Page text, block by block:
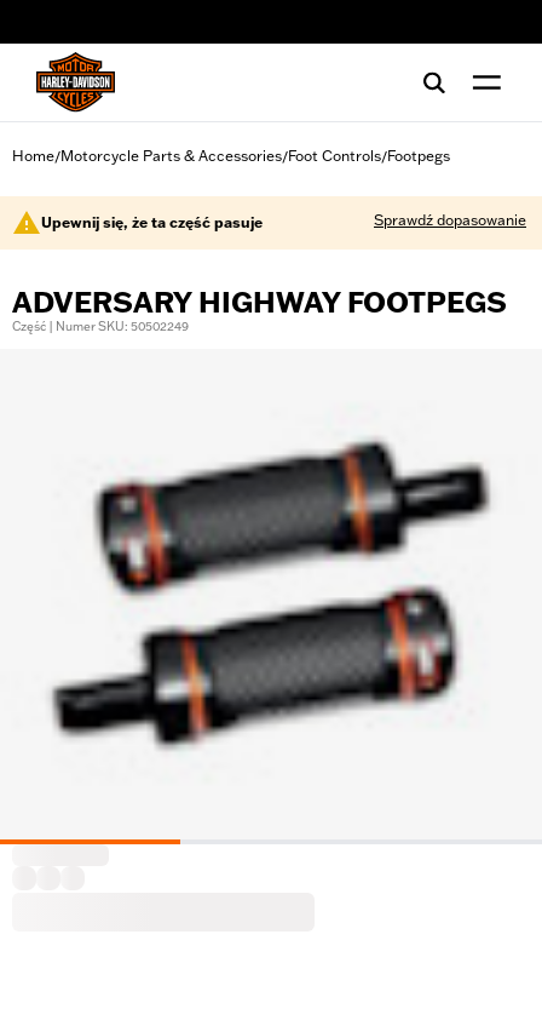
Home/Motorcycle Parts & Accessories/Foot Controls/Footpegs
Upewnij się, że ta część pasuje Sprawdź dopasowanie
ADVERSARY HIGHWAY FOOTPEGS
Część | Numer SKU: 50502249